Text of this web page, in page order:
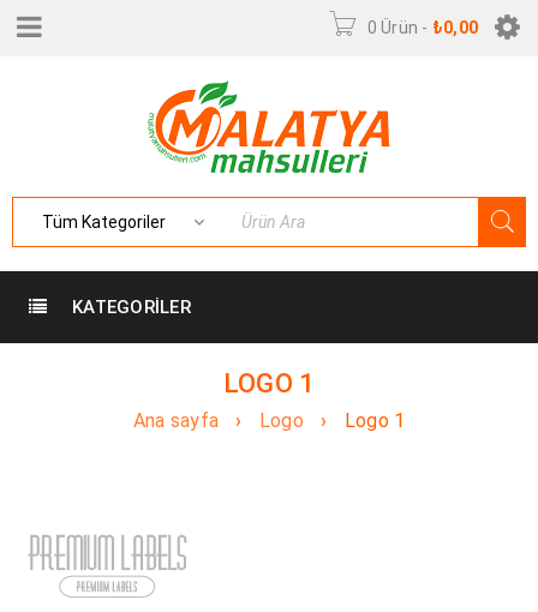
0 Ürün - ₺0,00
KATEGORILER
LOGO 1
Ana sayfa › Logo › Logo 1